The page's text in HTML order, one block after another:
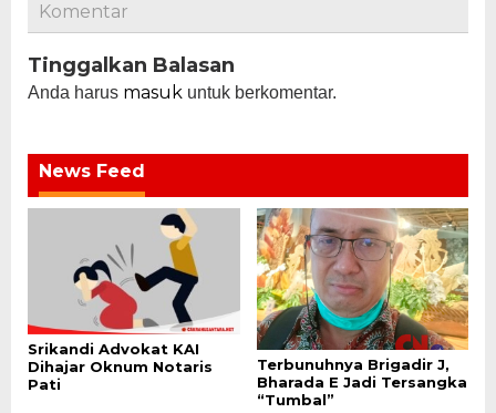
Komentar
Tinggalkan Balasan
Anda harus masuk untuk berkomentar.
News Feed
Srikandi Advokat KAI
Dihajar Oknum Notaris
Pati
Terbunuhnya Brigadir J,
Bharada E Jadi Tersangka
“Tumbal”